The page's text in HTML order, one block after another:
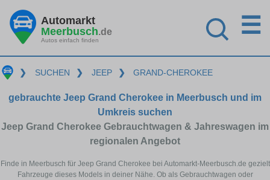
Automarkt
Meerbusch.de
Autos einfach finden
☰
❯ SUCHEN ❯ JEEP ❯ GRAND-CHEROKEE
gebrauchte Jeep Grand Cherokee in Meerbusch und im
Umkreis suchen
Jeep Grand Cherokee Gebrauchtwagen & Jahreswagen im
regionalen Angebot
Finde in Meerbusch für Jeep Grand Cherokee bei Automarkt-Meerbusch.de gezielt
Fahrzeuge dieses Models in deiner Nähe. Ob als Gebrauchtwagen oder